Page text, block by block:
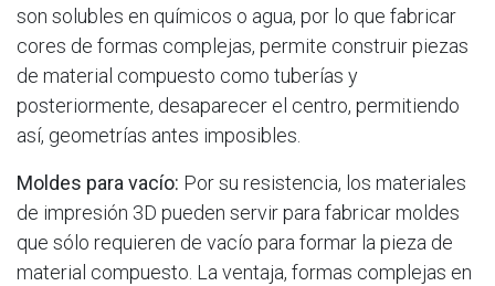
son solubles en químicos o agua, por lo que fabricar
cores de formas complejas, permite construir piezas
de material compuesto como tuberías y
posteriormente, desaparecer el centro, permitiendo
así, geometrías antes imposibles.
Moldes para vacío: Por su resistencia, los materiales
de impresión 3D pueden servir para fabricar moldes
que sólo requieren de vacío para formar la pieza de
material compuesto. La ventaja, formas complejas en